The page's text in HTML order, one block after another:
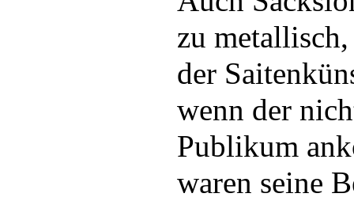
zu
der
wenn der
Publikum
waren seine